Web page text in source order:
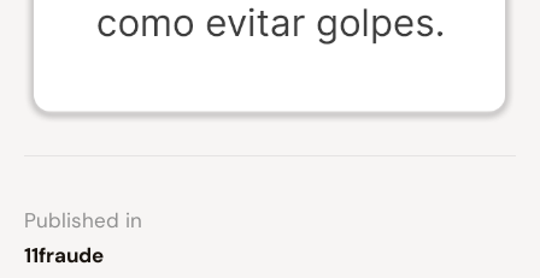
Published in
11fraude